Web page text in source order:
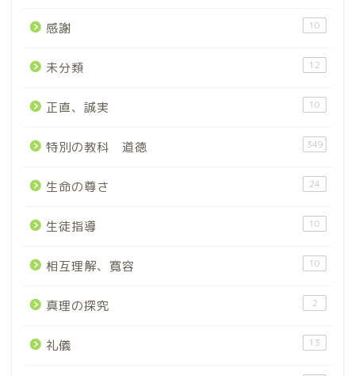
感謝 10
未分類 12
正直、誠実 10
特別の教科 道徳 349
生命の尊さ 24
生徒指導 10
相互理解、寛容 10
真理の探究 2
礼儀 13